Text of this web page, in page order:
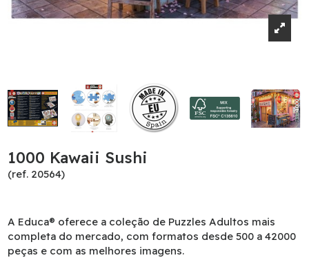
1000 Kawaii Sushi
(ref. 20564)
A Educa® oferece a coleção de Puzzles Adultos mais
completa do mercado, com formatos desde 500 a 42000
peças e com as melhores imagens.